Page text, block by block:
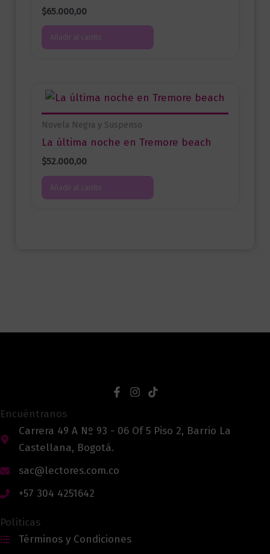
$65.000,00
Añadir al carrito
Novela Negra y Suspenso
La última noche en Tremore beach
$52.000,00
Añadir al carrito
Encuéntranos
Carrera 49 A Nº 93 - 06 Of 5 Piso 2, Barrio La
Castellana, Bogotá.
sac@lectores.com.co
+57 304 4251642
Políticas
Términos y Condiciones